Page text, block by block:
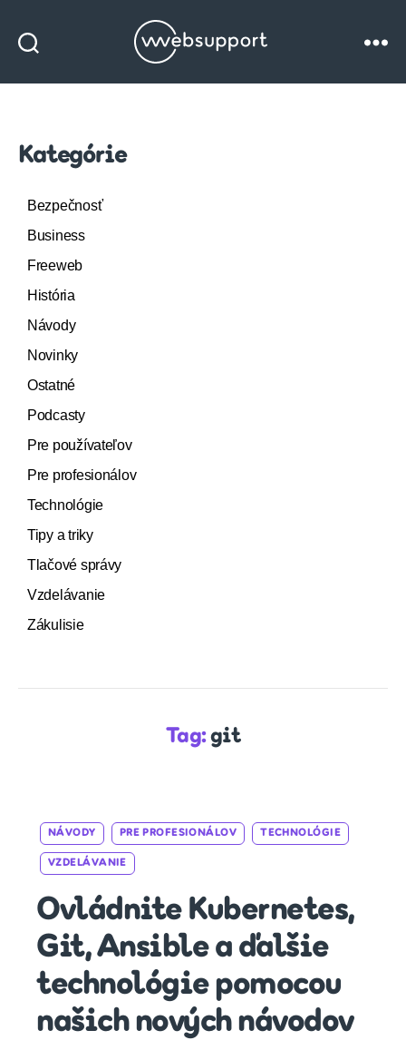
Websupport
Kategórie
Bezpečnosť
Business
Freeweb
História
Návody
Novinky
Ostatné
Podcasty
Pre používateľov
Pre profesionálov
Technológie
Tipy a triky
Tlačové správy
Vzdelávanie
Zákulisie
Tag: git
Categories
NÁVODY PRE PROFESIONÁLOV TECHNOLÓGIE
VZDELÁVANIE
Ovládnite Kubernetes,
Git, Ansible a ďalšie
technológie pomocou
našich nových návodov